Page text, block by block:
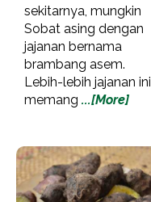
sekitarnya, mungkin
Sobat asing dengan
jajanan bernama
brambang asem.
Lebih-lebih jajanan ini
memang ...[More]